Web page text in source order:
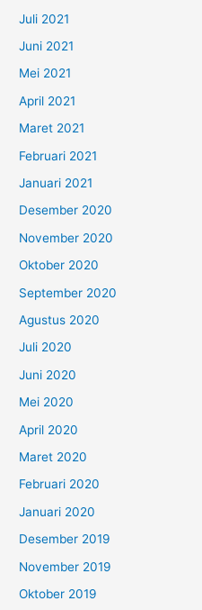
Juli 2021
Juni 2021
Mei 2021
April 2021
Maret 2021
Februari 2021
Januari 2021
Desember 2020
November 2020
Oktober 2020
September 2020
Agustus 2020
Juli 2020
Juni 2020
Mei 2020
April 2020
Maret 2020
Februari 2020
Januari 2020
Desember 2019
November 2019
Oktober 2019